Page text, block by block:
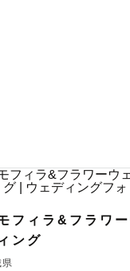
-----【おう
フィラ&フラワー
ング
県